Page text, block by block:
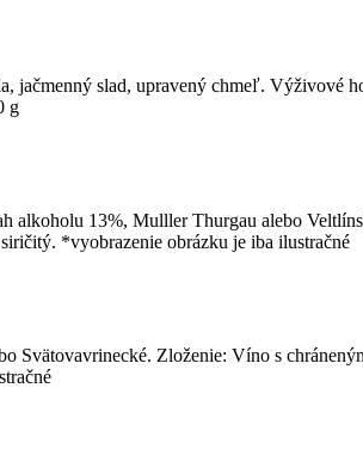
jačmenný slad, upravený chmeľ.
g
13%, Mulller Thurgau alebo
*vyobrazenie obrázku je iba ilustračné
Svätovavrinecké. Zloženie: Víno s